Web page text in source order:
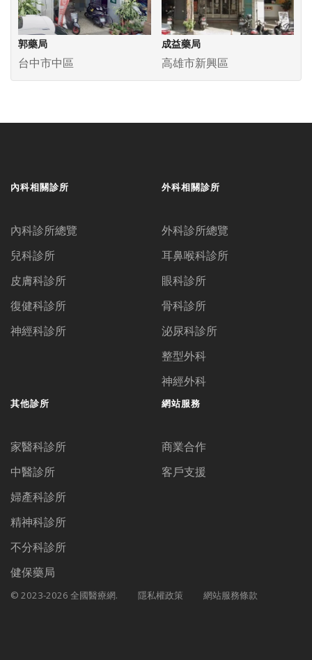
郭藥局
台中市中區
成益藥局
高雄市新興區
內科相關診所
內科診所總覽
兒科診所
皮膚科診所
復健科診所
神經科診所
外科相關診所
外科診所總覽
耳鼻喉科診所
眼科診所
骨科診所
泌尿科診所
整型外科
神經外科
其他診所
家醫科診所
中醫診所
婦產科診所
精神科診所
不分科診所
健保藥局
網站服務
商業合作
客戶支援
© 2023-2026 全國醫療網. 隱私權政策 網站服務條款